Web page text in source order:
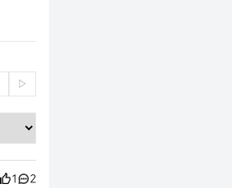
▷
1 2